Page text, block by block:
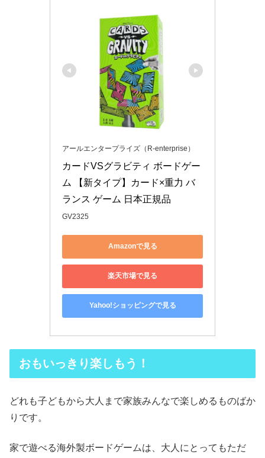
アールエンタープライズ（R-enterprise）
カードVSグラビティ ボードゲー
ム 【新タイプ】カード×重力 バ
ランス ゲーム 日本正規品
GV2325
Amazonで見る
楽天市場で見る
Yahoo!ショッピングで見る
おもいっきり楽しもう！
どれも子どもから大人まで家族みんなで楽しめるものばか
りです。
家で遊べる海外製ボードゲームは、大人にとってもただ